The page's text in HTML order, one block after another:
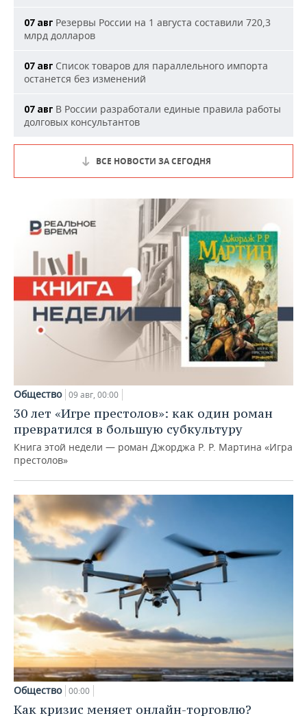
07 авг Резервы России на 1 августа составили 720,3
млрд долларов
07 авг Список товаров для параллельного импорта
останется без изменений
07 авг В России разработали единые правила работы
долговых консультантов
ВСЕ НОВОСТИ ЗА СЕГОДНЯ
Общество 09 авг, 00:00
30 лет «Игре престолов»: как один роман
превратился в большую субкультуру
Книга этой недели — роман Джорджа Р. Р. Мартина «Игра
престолов»
Общество 00:00
Как кризис меняет онлайн-торговлю?